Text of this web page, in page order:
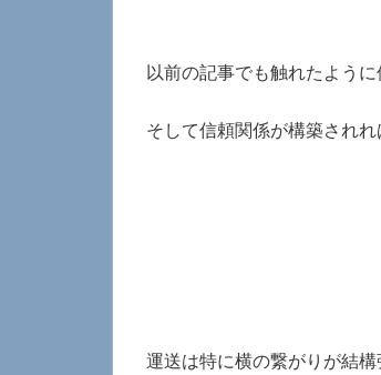
以前の記事でも触れたよう
そして信頼関係が構築されれ
運送は特に横の繋がりが結